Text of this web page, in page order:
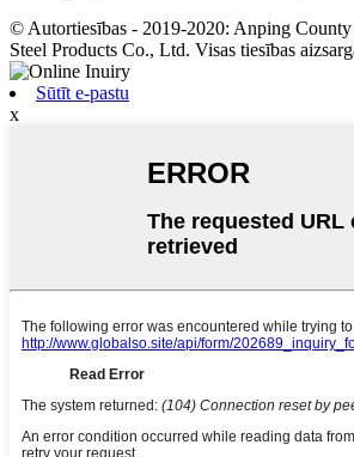
© Autortiesības - 2019-2020: Anping
Steel Products Co., Ltd. Visas tiesības
Sūtīt e-pastu
x